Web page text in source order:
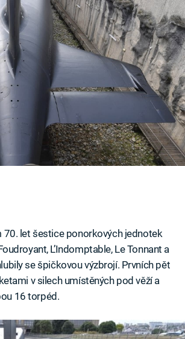
70. let šestice ponorkových jednotek
L’Indomptable, Le Tonnant a
se špičkovou výzbrojí. Prvních pět
v silech umístěných pod věží a
16 torpéd.